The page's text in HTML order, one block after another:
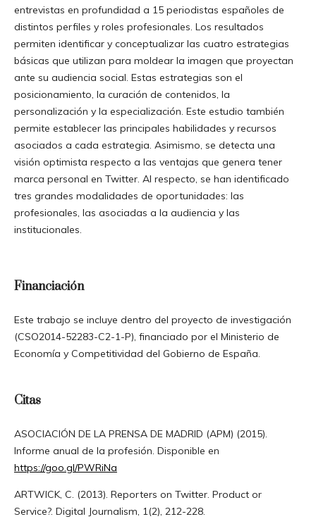
entrevistas en profundidad a 15 periodistas españoles de
distintos perfiles y roles profesionales. Los resultados
permiten identificar y conceptualizar las cuatro estrategias
básicas que utilizan para moldear la imagen que proyectan
ante su audiencia social. Estas estrategias son el
posicionamiento, la curación de contenidos, la
personalización y la especialización. Este estudio también
permite establecer las principales habilidades y recursos
asociados a cada estrategia. Asimismo, se detecta una
visión optimista respecto a las ventajas que genera tener
marca personal en Twitter. Al respecto, se han identificado
tres grandes modalidades de oportunidades: las
profesionales, las asociadas a la audiencia y las
institucionales.
Financiación
Este trabajo se incluye dentro del proyecto de investigación
(CSO2014-52283-C2-1-P), financiado por el Ministerio de
Economía y Competitividad del Gobierno de España.
Citas
ASOCIACIÓN DE LA PRENSA DE MADRID (APM) (2015).
Informe anual de la profesión. Disponible en
https://goo.gl/PWRiNa
ARTWICK, C. (2013). Reporters on Twitter. Product or
Service?. Digital Journalism, 1(2), 212-228.